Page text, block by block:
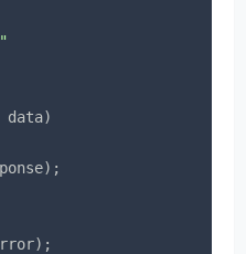
data)